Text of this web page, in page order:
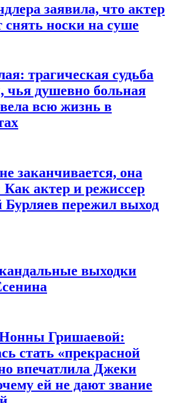
заявила, что актер
снять носки на суше
трагическая судьба
чья душевно больная
всю жизнь в
заканчивается, она
Как актер и режиссер
пережил выход
выходки
Нонны Гришаевой:
стать «прекрасной
впечатлила Джеки
ей не дают звание